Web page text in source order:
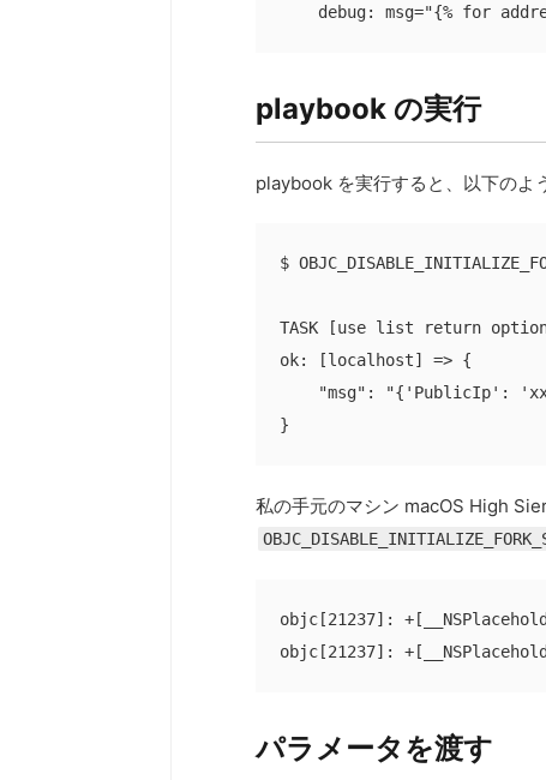
debug: msg="{% for
playbook の実行
playbook を実行すると、以下のよ
$
TASK [use list return
ok: [localhost] => {
"msg": "{'PublicIp':
}
私の手元のマシン macOS High
objc[21237]:
objc[21237]:
パラメータを渡す